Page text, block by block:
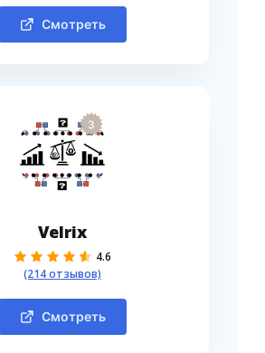
Смотреть
3
Velrix
4.6
(214 отзывов)
Смотреть